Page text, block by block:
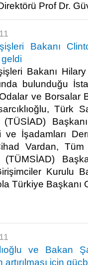
Prof Dr.
Bakanı
Bakanı
bulunduğu
ve Borsalar
Türk
(TÜSİAD)
ve İşadamları
Vardan, Tüm
(TÜMSİAD)
Kurulu
Türkiye Başkanı
ve Bakan
artırılması için